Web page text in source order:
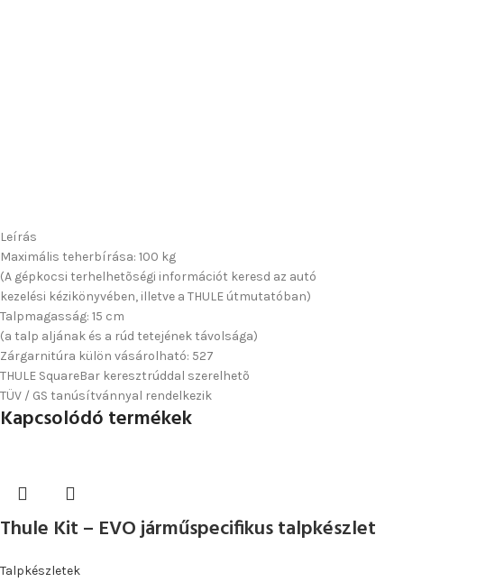
Leírás
Maximális teherbírása: 100 kg
(A gépkocsi terhelhetõségi információt keresd az autó
kezelési kézikönyvében, illetve a THULE útmutatóban)
Talpmagasság: 15 cm
(a talp aljának és a rúd tetejének távolsága)
Zárgarnitúra külön vásárolható: 527
THULE SquareBar keresztrúddal szerelhetõ
TÜV / GS tanúsítvánnyal rendelkezik
Kapcsolódó termékek
Thule Kit – EVO járműspecifikus talpkészlet
Talpkészletek